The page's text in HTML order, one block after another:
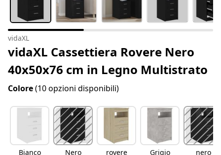
vidaXL
vidaXL Cassettiera Rovere Nero
40x50x76 cm in Legno Multistrato
Colore(10 opzioni disponibili)
Bianco Nero
rovere
Grigio
nero